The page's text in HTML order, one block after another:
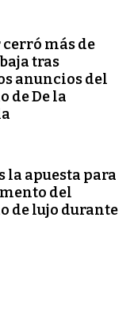
más de
tras
anuncios del
de De la
la apuesta para
del
de lujo durante